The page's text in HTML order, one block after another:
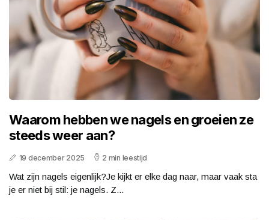
Waarom hebben we nagels en groeien ze
steeds weer aan?
19 december 2025 2 min leestijd
Wat zijn nagels eigenlijk?Je kijkt er elke dag naar, maar vaak sta
je er niet bij stil: je nagels. Z...